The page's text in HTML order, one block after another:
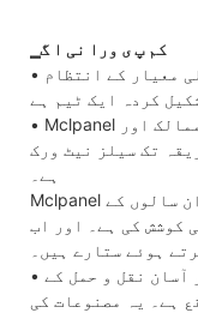
▁کم پ ی ورا نی ا گ
• پیشہ ورانہ اور تکنیکی عملے اور اعلی معیار کے انتظام
• Mclpanel کے پاس پورے ملک سے لے کر بہت سے ممالک اور
تک سیلز نیٹ ورک
ہے۔
Mclpanel کو قائم ہوئے کئی سال ہو چکے ہیں۔ ان سالوں کے
کوشش کی ہے۔ اور اب
ہوئے ستارے ہیں۔
• ہماری کمپنی خوشگوار آب و ہوا اور آسان نقل و حمل کے
ہے۔ یہ مصنوعات کی